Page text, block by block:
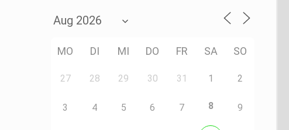
MO DI MI DO FR SA SO
27 28 29 30 31 1 2
3 4 5 6 7 8 9